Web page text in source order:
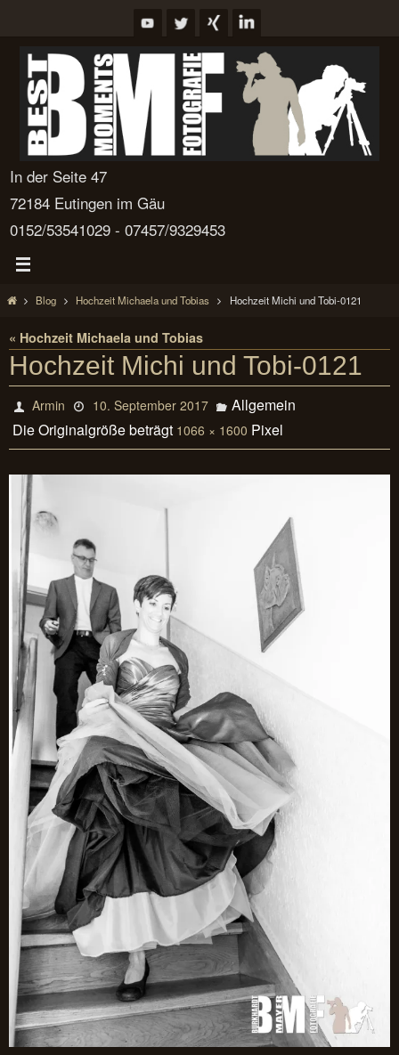
springen
In der Seite 47
72184 Eutingen im Gäu
0152/53541029 - 07457/9329453
StartBlog Hochzeit Michaela und Tobias Hochzeit Michi und Tobi-0121
« Hochzeit Michaela und Tobias
Hochzeit Michi und Tobi-0121
Armin 10. September 2017
Allgemein
Die Originalgröße beträgt 1066 × 1600 Pixel